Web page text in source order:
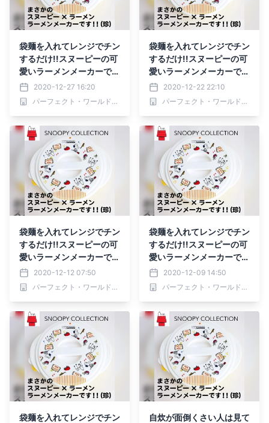
袋麺を入れてレンジでチン
するだけ!!スヌーピーの可
愛いラーメンメーカーで生
活を便利に♪♪
2020-12-27 16:20
パーフェクト・ワールド株式会社
袋麺を入れてレンジでチン
するだけ!!スヌーピーの可
愛いラーメンメーカーで生
活を便利に♪♪
2020-12-22 22:10
パーフェクト・ワールド株式会社
袋麺を入れてレンジでチン
するだけ!!スヌーピーの可
愛いラーメンメーカーで生
活を便利に♪♪
2020-12-12 07:50
パーフェクト・ワールド株式会社
袋麺を入れてレンジでチン
するだけ!!スヌーピーの可
愛いラーメンメーカーで生
活を便利に♪♪
2020-12-09 14:50
パーフェクト・ワールド株式会社
袋麺を入れてレンジでチン
自炊が面倒くさい人は見て